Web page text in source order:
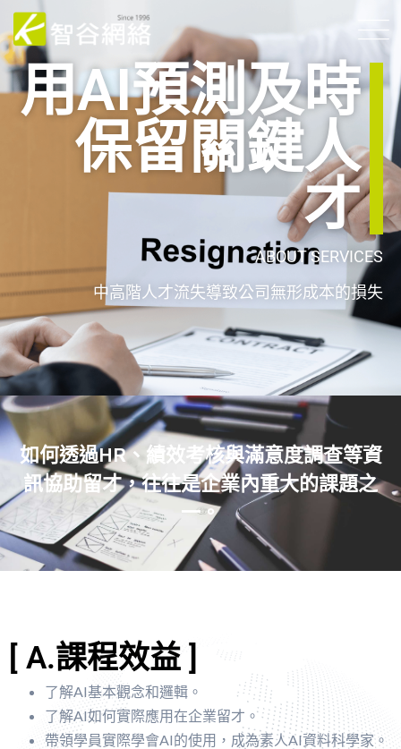
用AI預測及時
保留關鍵人
才
ABOUTSERVICES
中高階人才流失導致公司無形成本的損失
如何透過HR、績效考核與滿意度調查等資
訊協助留才，往往是企業內重大的課題之
一。
[ A.課程效益 ]
了解AI基本觀念和邏輯。
了解AI如何實際應用在企業留才。
帶領學員實際學會AI的使用，成為素人AI資料科學家。